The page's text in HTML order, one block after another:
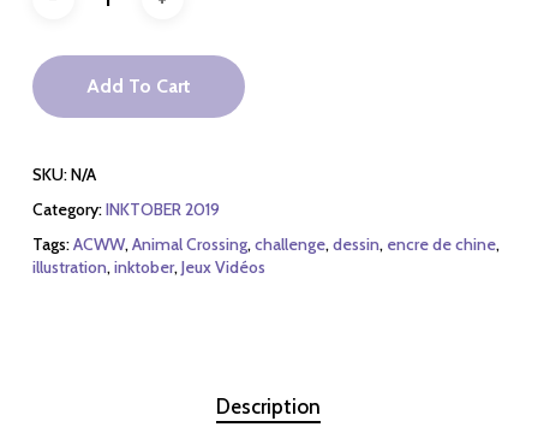
Add To Cart
SKU:N/A
Category:INKTOBER 2019
Tags:ACWW,Animal Crossing,challenge,dessin, encre de chine,
illustration,inktober,Jeux Vidéos
Description